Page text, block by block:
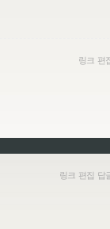
링크 편
링크 편집 답